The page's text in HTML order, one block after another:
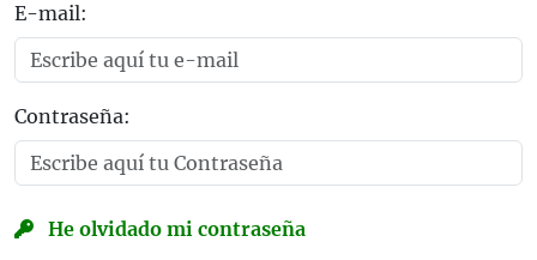
E-mail:
Contraseña:
He olvidado mi contraseña